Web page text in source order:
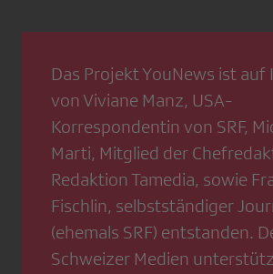
Das Projekt YouNews ist auf
von Viviane Manz, USA-
Korrespondentin von SRF,
Marti, Mitglied der
Redaktion Tamedia, sowie
Fischlin, selbstständiger
(ehemals SRF) entstanden.
Schweizer Medien